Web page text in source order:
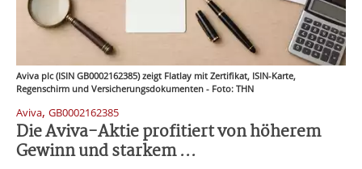
Aviva plc (ISIN GB0002162385) zeigt Flatlay mit Zertifikat, ISIN-Karte,
Regenschirm und Versicherungsdokumenten - Foto: THN
Aviva, GB0002162385
Die Aviva-Aktie profitiert von höherem
Gewinn und starkem ...